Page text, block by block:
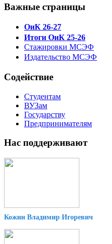
Важные страницы
ОиК 26-27
Итоги ОиК 25-26
Стажировки МСЭФ
Издательство МСЭФ
Содействие
Студентам
ВУЗам
Государству
Предпринимателям
Нас поддерживают
Кожин Владимир Игоревич